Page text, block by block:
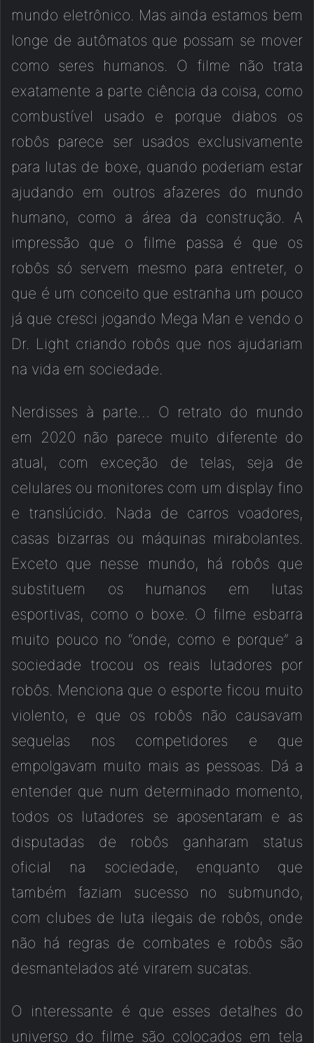
mundo eletrônico. Mas ainda estamos bem
longe de autômatos que possam se mover
como seres humanos. O filme não trata
exatamente a parte ciência da coisa, como
combustível usado e porque diabos os
robôs parece ser usados exclusivamente
para lutas de boxe, quando poderiam estar
ajudando em outros afazeres do mundo
humano, como a área da construção. A
impressão que o filme passa é que os
robôs só servem mesmo para entreter, o
que é um conceito que estranha um pouco
já que cresci jogando Mega Man e vendo o
Dr. Light criando robôs que nos ajudariam
na vida em sociedade.
Nerdisses à parte… O retrato do mundo
em 2020 não parece muito diferente do
atual, com exceção de telas, seja de
celulares ou monitores com um display fino
e translúcido. Nada de carros voadores,
casas bizarras ou máquinas mirabolantes.
Exceto que nesse mundo, há robôs que
substituem os humanos em lutas
esportivas, como o boxe. O filme esbarra
muito pouco no “onde, como e porque” a
sociedade trocou os reais lutadores por
robôs. Menciona que o esporte ficou muito
violento, e que os robôs não causavam
sequelas nos competidores e que
empolgavam muito mais as pessoas. Dá a
entender que num determinado momento,
todos os lutadores se aposentaram e as
disputadas de robôs ganharam status
oficial na sociedade, enquanto que
também faziam sucesso no submundo,
com clubes de luta ilegais de robôs, onde
não há regras de combates e robôs são
desmantelados até virarem sucatas.
O interessante é que esses detalhes do
universo do filme são colocados em tela